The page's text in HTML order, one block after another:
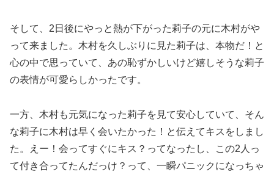
そして、2日後にやっと熱が下がった莉子の元に木村がや
って来ました。木村を久しぶりに見た莉子は、本物だ！と
心の中で思っていて、あの恥ずかしいけど嬉しそうな莉子
の表情が可愛らしかったです。
一方、木村も元気になった莉子を見て安心していて、そん
な莉子に木村は早く会いたかった！と伝えてキスをしまし
た。えー！会ってすぐにキス？ってなったし、この2人っ
て付き合ってたんだっけ？って、一瞬パニックになっちゃ